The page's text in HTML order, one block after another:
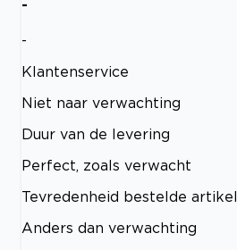
-
-
Klantenservice
Niet naar verwachting
Duur van de levering
Perfect, zoals verwacht
Tevredenheid bestelde artikel
Anders dan verwachting